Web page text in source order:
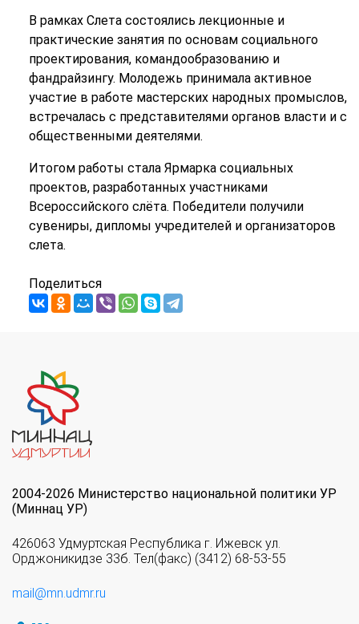
В рамках Слета состоялись лекционные и
практические занятия по основам социального
проектирования, командообразованию и
фандрайзингу. Молодежь принимала активное
участие в работе мастерских народных промыслов,
встречалась с представителями органов власти и с
общественными деятелями.
Итогом работы стала Ярмарка социальных
проектов, разработанных участниками
Всероссийского слёта. Победители получили
сувениры, дипломы учредителей и организаторов
слета.
Поделиться
2004-2026 Министерство национальной политики УР
(Миннац УР)
426063 Удмуртская Республика г. Ижевск ул.
Орджоникидзе 33б. Тел(факс) (3412) 68-53-55
mail@mn.udmr.ru